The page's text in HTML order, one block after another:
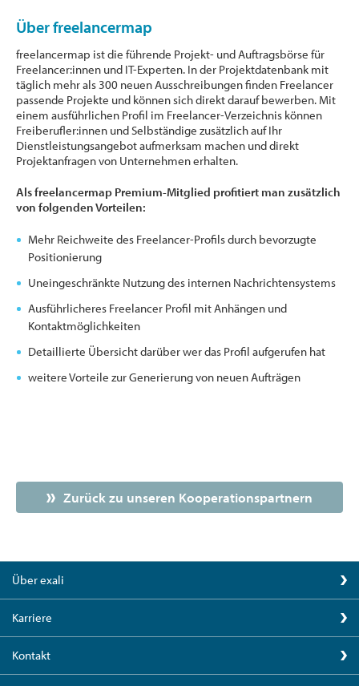
Über freelancermap
freelancermap ist die führende Projekt- und Auftragsbörse für
Freelancer:innen und IT-Experten. In der Projektdatenbank mit
täglich mehr als 300 neuen Ausschreibungen finden Freelancer
passende Projekte und können sich direkt darauf bewerben. Mit
einem ausführlichen Profil im Freelancer-Verzeichnis können
Freiberufler:innen und Selbständige zusätzlich auf Ihr
Dienstleistungsangebot aufmerksam machen und direkt
Projektanfragen von Unternehmen erhalten.
Als freelancermap Premium-Mitglied profitiert man zusätzlich
von folgenden Vorteilen:
Mehr Reichweite des Freelancer-Profils durch bevorzugte
Positionierung
Uneingeschränkte Nutzung des internen Nachrichtensystems
Ausführlicheres Freelancer Profil mit Anhängen und
Kontaktmöglichkeiten
Detaillierte Übersicht darüber wer das Profil aufgerufen hat
weitere Vorteile zur Generierung von neuen Aufträgen
Zurück zu unseren Kooperationspartnern
Über exali
Karriere
Kontakt